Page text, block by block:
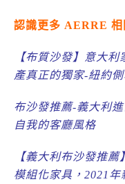
認識更多 AERRE 相
【布質沙發】意大
產真正的獨家-紐約
布沙發推薦-義大利
自我的客廳風格
【義大利布沙發推
模組化家具，2021年